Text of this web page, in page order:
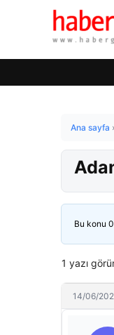
Ana sayfa ›
Bu konu
1 yazı
14/06/